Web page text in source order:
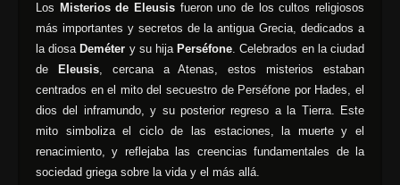
Los Misterios de Eleusis fueron uno de los cultos religiosos
más importantes y secretos de la antigua Grecia, dedicados a
la diosa Deméter y su hija Perséfone. Celebrados en la ciudad
de
Eleusis, cercana a Atenas, estos misterios estaban
centrados en el mito del secuestro de Perséfone por Hades, el
dios del inframundo, y su posterior regreso a la Tierra. Este
mito simboliza el ciclo de las estaciones, la muerte y el
renacimiento, y reflejaba las creencias fundamentales de la
sociedad griega sobre la vida y el más allá.